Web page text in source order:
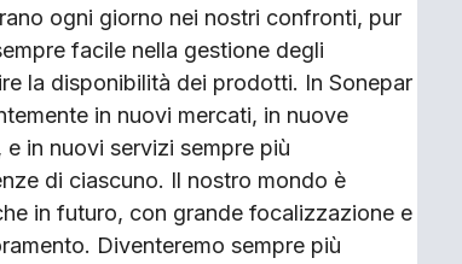
ogni giorno nei nostri confronti, pur
facile nella gestione degli
la disponibilità dei prodotti. In Sonepar
in nuovi mercati, in nuove
in nuovi servizi sempre più
di ciascuno. Il nostro mondo è
in futuro, con grande focalizzazione e
Diventeremo sempre più